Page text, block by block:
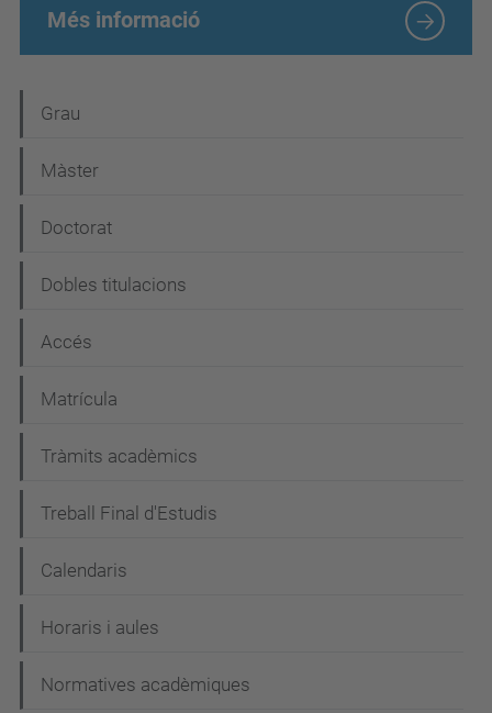
Més informació
a
v
g
a
i
ó
Grau
Màster
Doctorat
Dobles titulacions
Accés
Matrícula
Tràmits acadèmics
Treball Final d'Estudis
Calendaris
Horaris i aules
Normatives acadèmiques